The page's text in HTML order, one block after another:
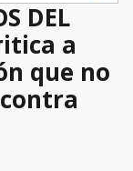
DEL
a
que no